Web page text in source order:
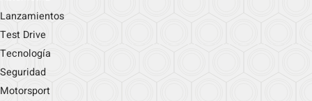
Lanzamientos
Test Drive
Tecnología
Seguridad
Motorsport